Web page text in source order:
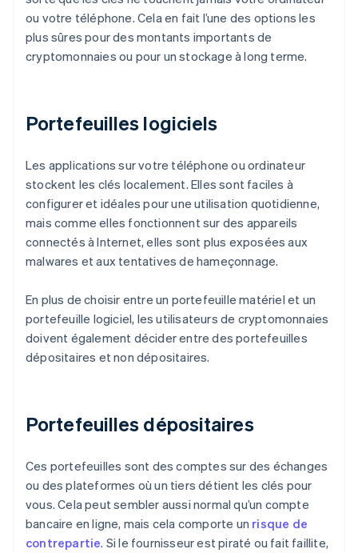
ou votre téléphone. Cela en fait l’une des options les
plus sûres pour des montants importants de
cryptomonnaies ou pour un stockage à long terme.
Portefeuilles logiciels
Les applications sur votre téléphone ou ordinateur
stockent les clés localement. Elles sont faciles à
configurer et idéales pour une utilisation quotidienne,
mais comme elles fonctionnent sur des appareils
connectés à Internet, elles sont plus exposées aux
malwares et aux tentatives de hameçonnage.
En plus de choisir entre un portefeuille matériel et un
portefeuille logiciel, les utilisateurs de cryptomonnaies
doivent également décider entre des portefeuilles
dépositaires et non dépositaires.
Portefeuilles dépositaires
Ces portefeuilles sont des comptes sur des échanges
ou des plateformes où un tiers détient les clés pour
vous. Cela peut sembler aussi normal qu’un compte
bancaire en ligne, mais cela comporte un risque de
contrepartie. Si le fournisseur est piraté ou fait faillite,